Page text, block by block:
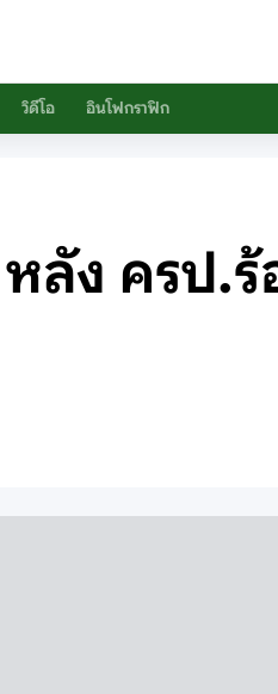
วิดีโอ อินโฟกราฟิก
ลัง ครป.